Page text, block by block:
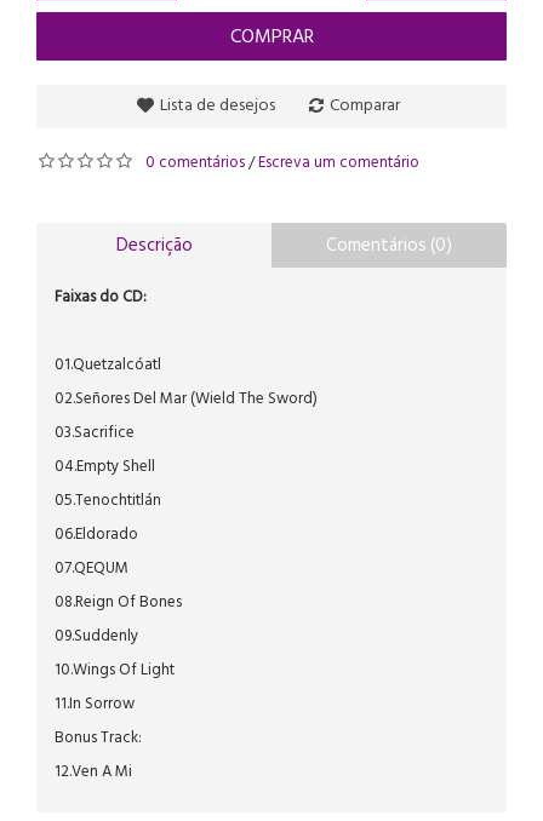
COMPRAR
Lista de desejos Comparar
0 comentários/Escreva um comentário
Descrição Comentários (0)
Faixas do CD:
01.Quetzalcóatl
02.Señores Del Mar (Wield The Sword)
03.Sacrifice
04.Empty Shell
05.Tenochtitlán
06.Eldorado
07.QEQUM
08.Reign Of Bones
09.Suddenly
10.Wings Of Light
11.In Sorrow
Bonus Track:
12.Ven A Mi